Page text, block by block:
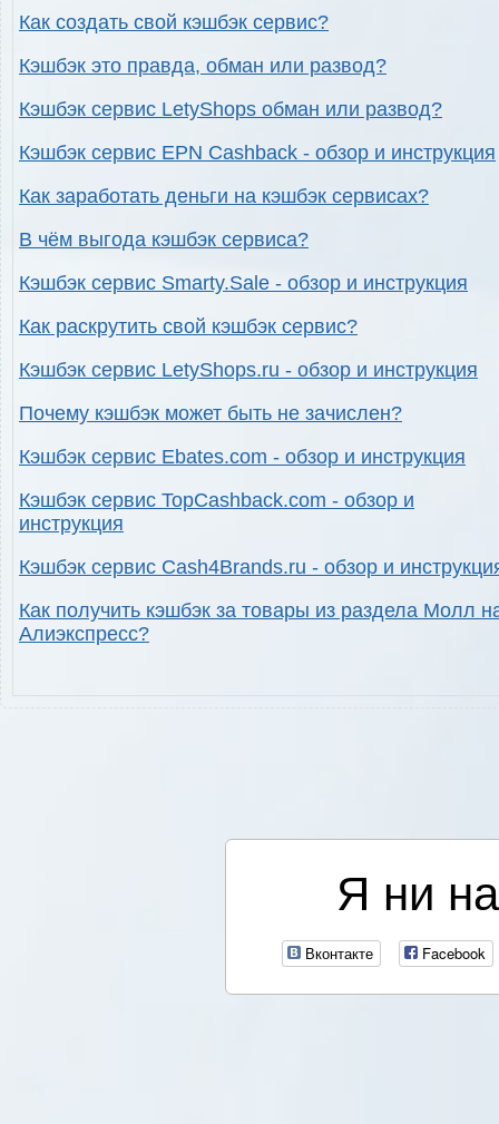
Как создать свой кэшбэк сервис?
Кэшбэк это правда, обман или развод?
Кэшбэк сервис LetyShops обман или развод?
Кэшбэк сервис EPN Cashback - обзор и инструкция
Как заработать деньги на кэшбэк сервисах?
В чём выгода кэшбэк сервиса?
Кэшбэк сервис Smarty.Sale - обзор и инструкция
Как раскрутить свой кэшбэк сервис?
Кэшбэк сервис LetyShops.ru - обзор и инструкция
Почему кэшбэк может быть не зачислен?
Кэшбэк сервис Ebates.com - обзор и инструкция
Кэшбэк сервис TopCashback.com - обзор и
инструкция
Кэшбэк сервис Cash4Brands.ru - обзор и
Как получить кэшбэк за товары из раздела Молл
Алиэкспресс?
Я ни
Вконтакте Facebook